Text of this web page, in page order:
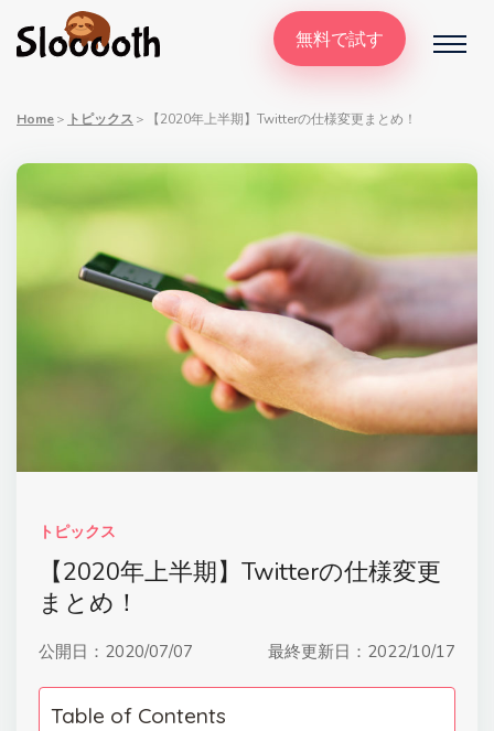
無料で試す
Home＞ トピックス ＞ 【2020年上半期】Twitterの仕様変更まとめ！
トピックス
【2020年上半期】Twitterの仕様変更
まとめ！
公開日： 2020/07/07 最終更新日： 2022/10/17
Table of Contents